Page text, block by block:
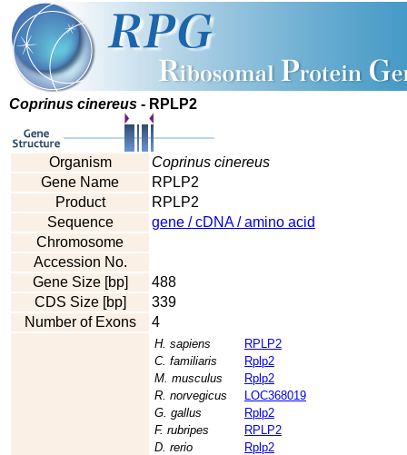
Coprinus cinereus - RPLP2
Organism
Coprinus cinereus
Gene Name
RPLP2
Product
RPLP2
Sequence
gene / cDNA / amino acid
Chromosome
Accession No.
Gene Size [bp]
488
CDS Size [bp]
339
Number of Exons
4
H. sapiens
RPLP2
C. familiaris
Rplp2
M. musculus
Rplp2
R. norvegicus
LOC368019
G. gallus
Rplp2
F. rubripes
RPLP2
D. rerio
Rplp2